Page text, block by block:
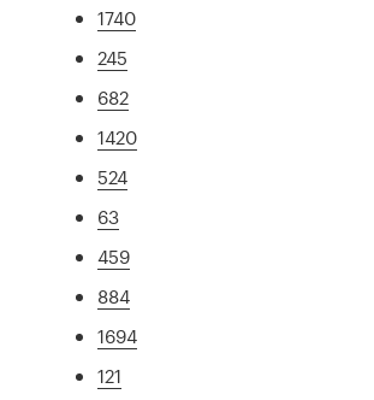
1740
245
682
1420
524
63
459
884
1694
121